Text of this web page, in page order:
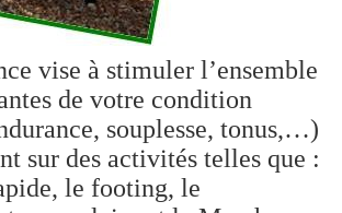
vise à stimuler l’ensemble
de votre condition
souplesse, tonus,…)
sur des activités telles que :
le footing, le